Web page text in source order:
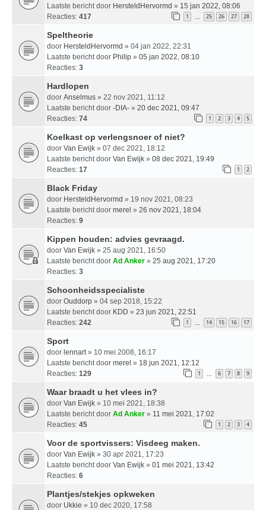
Laatste bericht door HersteldHervormd » 15 jan 2022, 08:06
Reacties: 417 1 … 25 26 27 28
Speltheorie
door HersteldHervormd » 04 jan 2022, 22:31
Laatste bericht door Philip » 05 jan 2022, 08:10
Reacties: 3
Hardlopen
door Anselmus » 22 nov 2021, 11:12
Laatste bericht door -DIA- » 20 dec 2021, 09:47
Reacties: 74 1 2 3 4 5
Koelkast op verlengsnoer of niet?
door Van Ewijk » 07 dec 2021, 18:12
Laatste bericht door Van Ewijk » 08 dec 2021, 19:49
Reacties: 17 1 2
Black Friday
door HersteldHervormd » 19 nov 2021, 08:23
Laatste bericht door merel » 26 nov 2021, 18:04
Reacties: 9
Kippen houden: advies gevraagd.
door Van Ewijk » 25 aug 2021, 16:50
Laatste bericht door Ad Anker » 25 aug 2021, 17:20
Reacties: 3
Schoonheidsspecialiste
door Ouddorp » 04 sep 2018, 15:22
Laatste bericht door KDD » 23 jun 2021, 22:51
Reacties: 242 1 … 14 15 16 17
Sport
door lennart » 10 mei 2008, 16:17
Laatste bericht door merel » 18 jun 2021, 12:12
Reacties: 129 1 … 6 7 8 9
Waar braadt u het vlees in?
door Van Ewijk » 10 mei 2021, 18:38
Laatste bericht door Ad Anker » 11 mei 2021, 17:02
Reacties: 45 1 2 3 4
Voor de sportvissers: Visdeeg maken.
door Van Ewijk » 30 apr 2021, 17:23
Laatste bericht door Van Ewijk » 01 mei 2021, 13:42
Reacties: 6
Plantjes/stekjes opkweken
door Ukkie » 10 dec 2020, 17:58